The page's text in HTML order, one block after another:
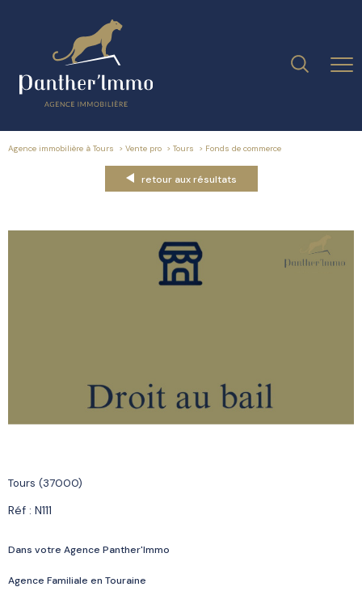
Agence immobilière à Tours Vente pro Tours fonds de commerce
retour aux résultats
Tours (37000)
Réf : N111
Dans votre Agence Panther'Immo
Agence Familiale en Touraine